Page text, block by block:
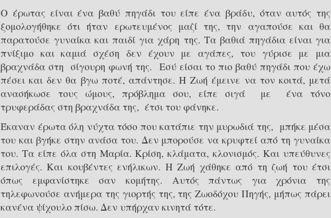
Ο έρωτας είναι ένα βαθύ πηγάδι του είπε ένα βράδυ, όταν αυτός της
ξομολογήθηκε ότι ήταν ερωτευμένος μαζί της, την αγαπούσε και θα
παρατούσε γυναίκα και παιδί για χάρη της. Τα βαθιά πηγάδια είναι για
πνίξιμο και καμιά σχέση δεν έχουν με αγάπες, του γύρισε με μια
βραχνάδα στη σίγουρη φωνή της. Εσύ είσαι το πιο βαθύ πηγάδι που έχω
πέσει και δεν θα βγω ποτέ, απάντησε. Η Ζωή έμεινε να τον κοιτά, μετά
ανασήκωσε τους ώμους, πρόβλημα σου, είπε σιγά με ένα τόνο
τρυφεράδας στη βραχνάδα της, έτσι του φάνηκε.
Έκαναν έρωτα όλη νύχτα τόσο που κατάπιε την μυρωδιά της, μπήκε μέσα
του και βγήκε στην ανάσα του. Δεν μπορούσε να κρυφτεί από τη γυναίκα
του. Τα είπε όλα στη Μαρία. Κρίση, κλάματα, κλονισμός. Και υπεύθυνες
επιλογές. Και κουβέντες ενήλικων. Η Ζωή χάθηκε από τη ζωή του έτσι
όπως εμφανίστηκε σαν κομήτης. Αυτός πάντως για χρόνια της
τηλεφωνούσε ανήμερα της γιορτής της, της Ζωοδόχου Πηγής, μήπως πάρει
κανένα ψίχουλο πίσω. Δεν υπήρχαν κινητά τότε.